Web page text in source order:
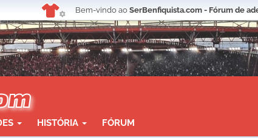
Bem-vindo ao SerBenfiquista.com - Fórum de
HISTÓRIA FÓRUM